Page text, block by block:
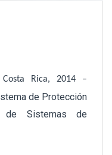
Rica, 2014 –
de Protección
de Sistemas de